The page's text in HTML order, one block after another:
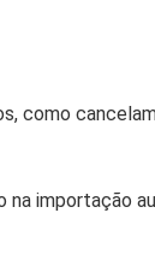
importação